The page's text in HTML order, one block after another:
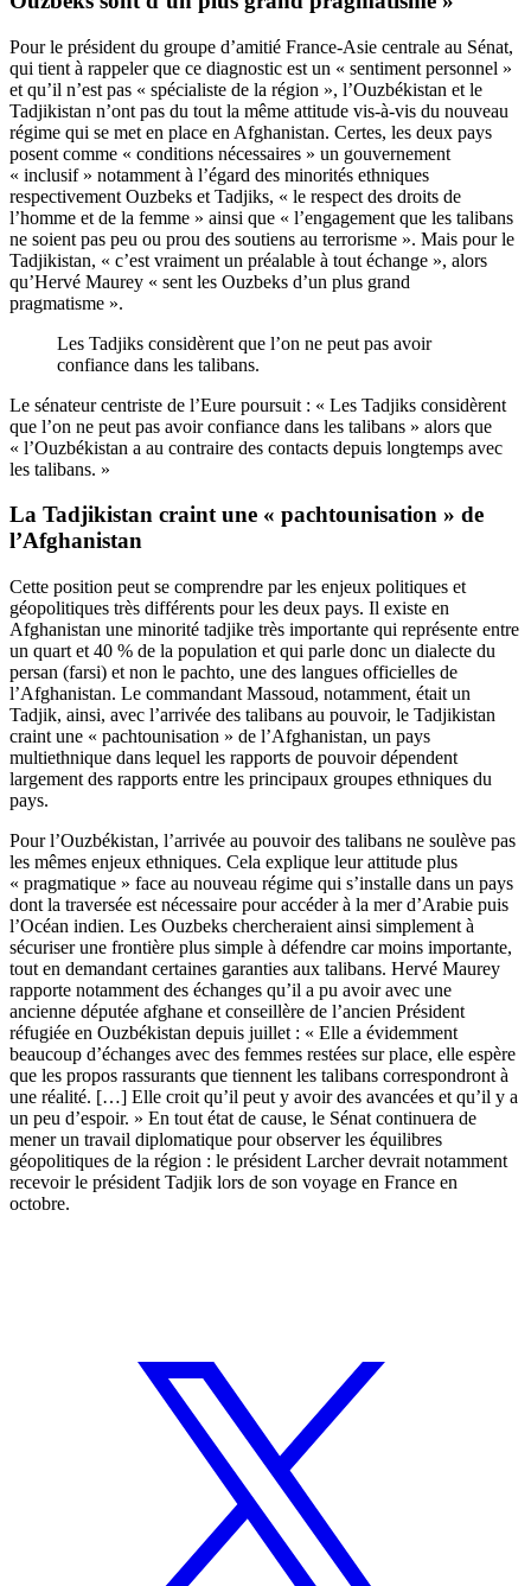
Pour le président du groupe d’amitié France-Asie centrale au Sénat,
qui tient à rappeler que ce diagnostic est un « sentiment personnel »
et qu’il n’est pas « spécialiste de la région », l’Ouzbékistan et le
Tadjikistan n’ont pas du tout la même attitude vis-à-vis du nouveau
régime qui se met en place en Afghanistan. Certes, les deux pays
posent comme « conditions nécessaires » un gouvernement
« inclusif » notamment à l’égard des minorités ethniques
respectivement Ouzbeks et Tadjiks, « le respect des droits de
l’homme et de la femme » ainsi que « l’engagement que les talibans
ne soient pas peu ou prou des soutiens au terrorisme ». Mais pour le
Tadjikistan, « c’est vraiment un préalable à tout échange », alors
qu’Hervé Maurey « sent les Ouzbeks d’un plus grand
pragmatisme ».
Les Tadjiks considèrent que l’on ne peut pas avoir
confiance dans les talibans.
Le sénateur centriste de l’Eure poursuit : « Les Tadjiks considèrent
que l’on ne peut pas avoir confiance dans les talibans » alors que
« l’Ouzbékistan a au contraire des contacts depuis longtemps avec
les talibans. »
La Tadjikistan craint une « pachtounisation » de
l’Afghanistan
Cette position peut se comprendre par les enjeux politiques et
géopolitiques très différents pour les deux pays. Il existe en
Afghanistan une minorité tadjike très importante qui représente entre
un quart et 40 % de la population et qui parle donc un dialecte du
persan (farsi) et non le pachto, une des langues officielles de
l’Afghanistan. Le commandant Massoud, notamment, était un
Tadjik, ainsi, avec l’arrivée des talibans au pouvoir, le Tadjikistan
craint une « pachtounisation » de l’Afghanistan, un pays
multiethnique dans lequel les rapports de pouvoir dépendent
largement des rapports entre les principaux groupes ethniques du
pays.
Pour l’Ouzbékistan, l’arrivée au pouvoir des talibans ne soulève pas
les mêmes enjeux ethniques. Cela explique leur attitude plus
« pragmatique » face au nouveau régime qui s’installe dans un pays
dont la traversée est nécessaire pour accéder à la mer d’Arabie puis
l’Océan indien. Les Ouzbeks chercheraient ainsi simplement à
sécuriser une frontière plus simple à défendre car moins importante,
tout en demandant certaines garanties aux talibans. Hervé Maurey
rapporte notamment des échanges qu’il a pu avoir avec une
ancienne députée afghane et conseillère de l’ancien Président
réfugiée en Ouzbékistan depuis juillet : « Elle a évidemment
beaucoup d’échanges avec des femmes restées sur place, elle espère
que les propos rassurants que tiennent les talibans correspondront à
une réalité. […] Elle croit qu’il peut y avoir des avancées et qu’il y a
un peu d’espoir. » En tout état de cause, le Sénat continuera de
mener un travail diplomatique pour observer les équilibres
géopolitiques de la région : le président Larcher devrait notamment
recevoir le président Tadjik lors de son voyage en France en
octobre.